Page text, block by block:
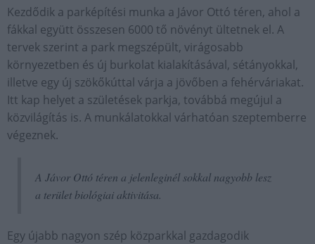
Kezdődik a parképítési munka a Jávor Ottó téren, ahol a
fákkal együtt összesen 6000 tő növényt ültetnek el. A
tervek szerint a park megszépült, virágosabb
környezetben és új burkolat kialakításával, sétányokkal,
illetve egy új szökőkúttal várja a jövőben a fehérváriakat.
Itt kap helyet a születések parkja, továbbá megújul a
közvilágítás is. A munkálatokkal várhatóan szeptemberre
végeznek.
A Jávor Ottó téren a jelenleginél sokkal nagyobb lesz
a terület biológiai aktivitása.
Egy újabb nagyon szép közparkkal gazdagodik